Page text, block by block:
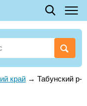
край → Табунский р-